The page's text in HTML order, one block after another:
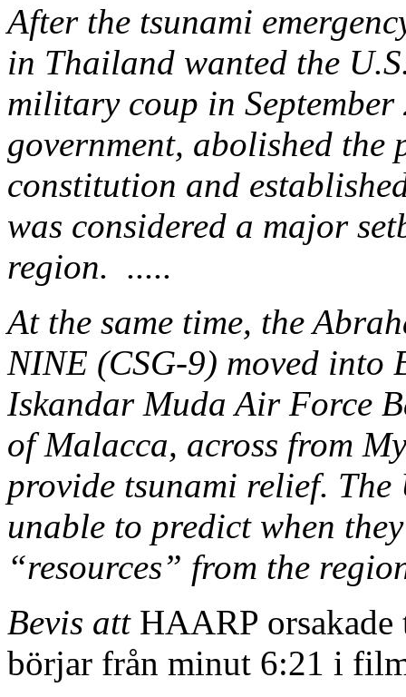
After the tsunami
in Thailand wanted the
military coup in
government, abolished the
constitution and
was considered a major
region. .....
At the same time, the
NINE (CSG-9) moved into
Iskandar Muda Air Force
of Malacca, across from
provide tsunami relief.
unable to predict when
“resources” from the
Bevis att HAARP orsakade
börjar från minut 6:21 i